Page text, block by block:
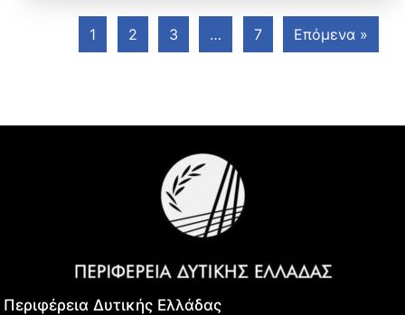
1 2 3 … 7 Επόμενα »
Περιφέρεια Δυτικής Ελλάδας​